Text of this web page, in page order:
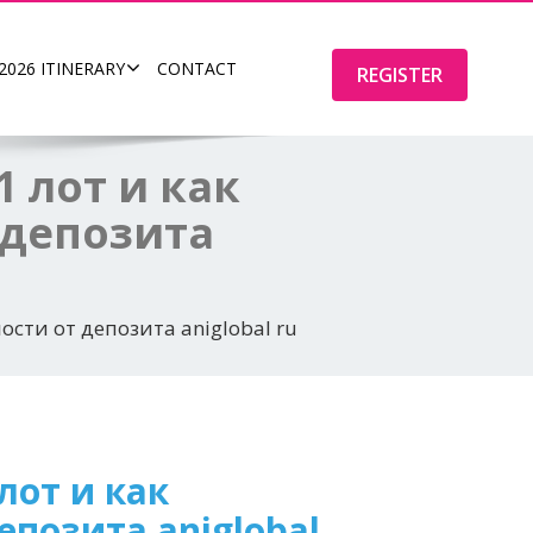
2026 ITINERARY CONTACT REGISTER
лот и как
от депозита aniglobal ru
и как